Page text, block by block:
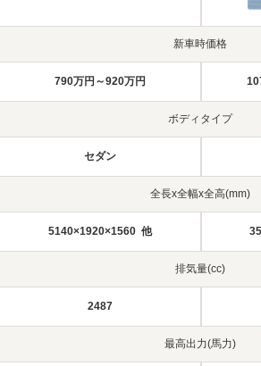
新車時価格
790万円～920万円
ボディタイプ
セダン
全長x全幅x全高(mm)
5140×1920×1560 他
排気量(cc)
2487
最高出力(馬力)